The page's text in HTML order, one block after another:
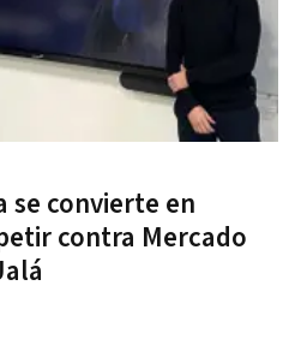
se convierte en
contra Mercado